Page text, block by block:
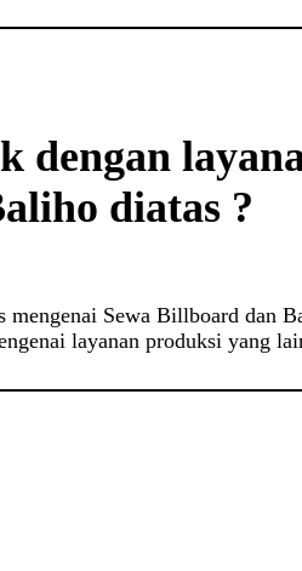
dengan
diatas ?
Sewa Billboard dan
layanan produksi yang